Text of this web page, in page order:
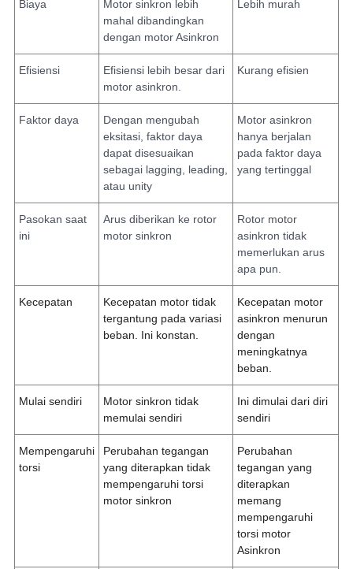
Biaya
Motor sinkron lebih
mahal dibandingkan
dengan motor Asinkron
Lebih murah
Efisiensi
Efisiensi lebih besar dari
motor asinkron.
Kurang efisien
Faktor daya
Dengan mengubah
eksitasi, faktor daya
dapat disesuaikan
sebagai lagging, leading,
atau unity
Motor asinkron
hanya berjalan
pada faktor daya
yang tertinggal
Pasokan saat
ini
Arus diberikan ke rotor
motor sinkron
Rotor motor
asinkron tidak
memerlukan arus
apa pun.
Kecepatan
Kecepatan motor tidak
tergantung pada variasi
beban. Ini konstan.
Kecepatan motor
asinkron menurun
dengan
meningkatnya
beban.
Mulai sendiri
Motor sinkron tidak
memulai sendiri
Ini dimulai dari diri
sendiri
Mempengaruhi
torsi
Perubahan tegangan
yang diterapkan tidak
mempengaruhi torsi
motor sinkron
Perubahan
tegangan yang
diterapkan
memang
mempengaruhi
torsi motor
Asinkron